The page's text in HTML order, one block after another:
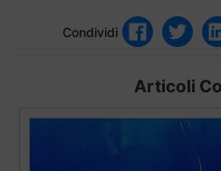
Condividi
Articoli